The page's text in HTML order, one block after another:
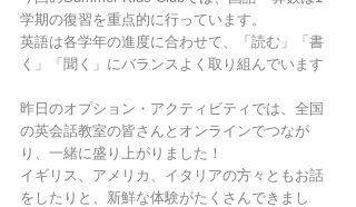
学期の復習を重点的に行っています。
英語は各学年の進度に合わせて、「読む」「書
く」「聞く」にバランスよく取り組んでいます
昨日のオプション・アクティビティでは、全国
の英会話教室の皆さんとオンラインでつなが
り、一緒に盛り上がりました！
イギリス、アメリカ、イタリアの方々ともお話
をしたりと、新鮮な体験がたくさんできまし